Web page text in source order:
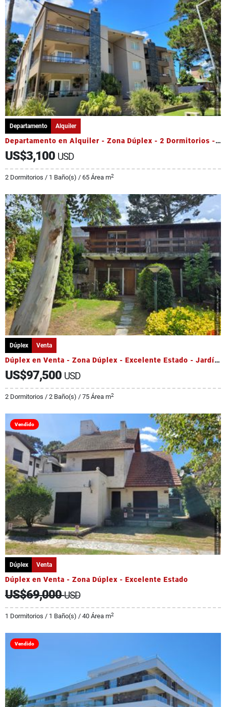
Departamento Alquiler
Departamento en Alquiler - Zona Dúplex - 2 Dormitorios - Pileta
US$3,100 USD
2 Dormitorios / 1 Baño(s) / 65 Área m2
Dúplex Venta
Dúplex en Venta - Zona Dúplex - Excelente Estado - Jardín Parrilla
US$97,500 USD
2 Dormitorios / 2 Baño(s) / 75 Área m2
Vendido
Dúplex Venta
Dúplex en Venta - Zona Dúplex - Excelente Estado
US$69,000USD
1 Dormitorios / 1 Baño(s) / 40 Área m2
Vendido